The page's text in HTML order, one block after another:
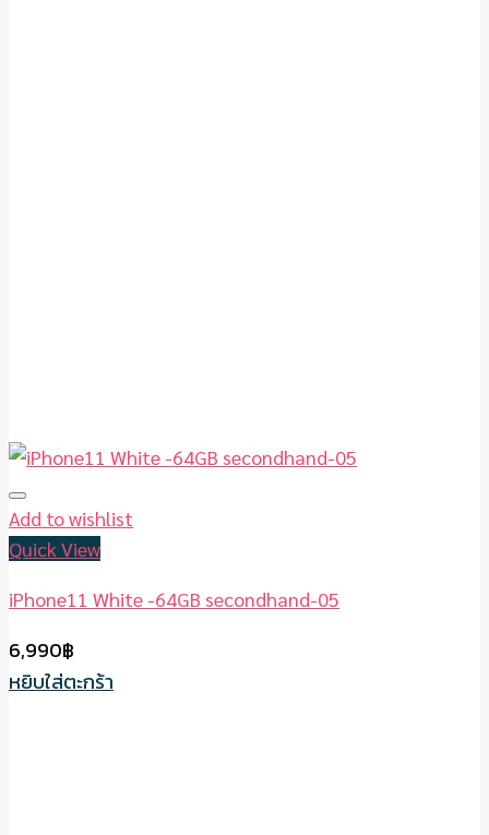
Add to wishlist
Quick View
iPhone11 White -64GB secondhand-05
6,990฿
หยิบใส่ตะกร้า